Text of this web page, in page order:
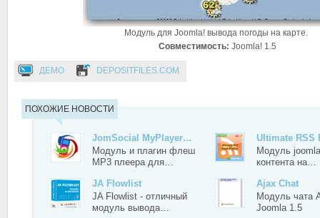
Модуль для Joomla! вывода погоды на карте.
Совместимость: Joomla! 1.5
ДЕМО DEPOSITFILES.COM
ПОХОЖИЕ НОВОСТИ
JomSocial MyPlayer…
Модуль и плагин флеш
MP3 плеера для…
Ultimate RSS
Модуль
контента на…
JA Flowlist
JA Flowlist - отличный
модуль вывода…
Ajax Chat
Модуль чата
Joomla 1.5